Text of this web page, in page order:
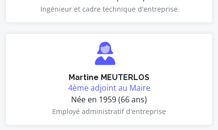
Ingénieur et cadre technique d'entreprise
Martine MEUTERLOS
4ème adjoint au Maire
Née en 1959 (66 ans)
Employé administratif d'entreprise